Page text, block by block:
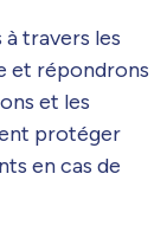
travers les
et répondrons
et les
protéger
en cas de